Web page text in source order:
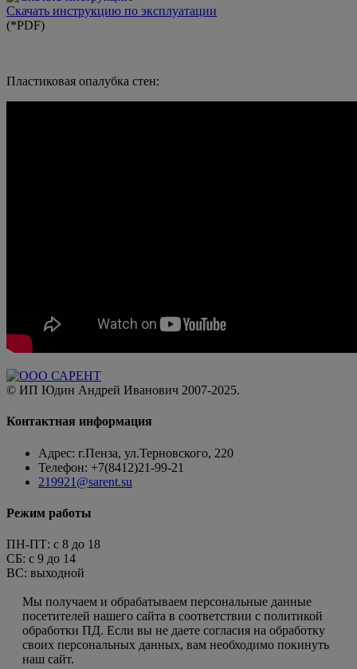
Скачать инструкцию по эксплуатации
(*PDF)
Пластиковая опалубка стен:
© ИП Юдин Андрей Иванович 2007-2025.
Контактная информация
Адрес: г.Пенза, ул.Терновского, 220
Телефон: +7(8412)21-99-21
219921@sarent.su
Режим работы
ПН-ПТ: c 8 до 18
СБ: с 9 до 14
ВС: выходной
Мы получаем и обрабатываем персональные данные
посетителей нашего сайта в соответствии с политикой
обработки ПД. Если вы не даете согласия на обработку
своих персональных данных, вам необходимо покинуть
наш сайт.